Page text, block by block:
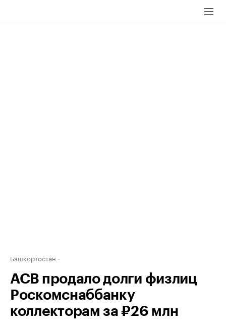
Башкортостан
АСВ продало долги физлиц
Роскомснаббанку
коллекторам за ₽26 млн